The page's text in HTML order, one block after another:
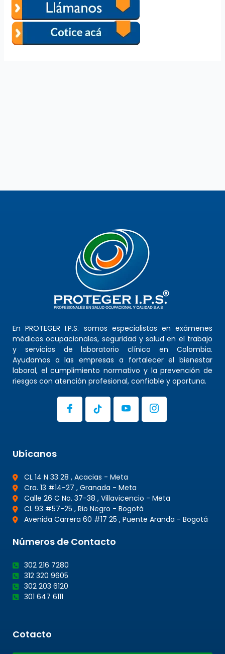
En PROTEGER I.P.S. somos especialistas en exámenes
médicos ocupacionales, seguridad y salud en el trabajo
y servicios de laboratorio clínico en Colombia.
Ayudamos a las empresas a fortalecer el bienestar
laboral, el cumplimiento normativo y la prevención de
riesgos con atención profesional, confiable y oportuna.
Ubícanos
CL 14 N 33 28 , Acacias - Meta
Cra. 13 #14-27 , Granada - Meta
Calle 26 C No. 37-38 , Villavicencio - Meta
Cl. 93 #57-25 , Rio Negro - Bogotá
Avenida Carrera 60 #17 25 , Puente Aranda - Bogotá
Números de Contacto
302 216 7280
312 320 9605
302 203 6120
301 647 6111
Cotacto